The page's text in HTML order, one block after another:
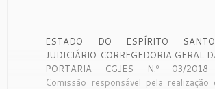
ESTADO DO ESPÍRITO
JUDICIÁRIO CORREGEDORIA GERAL
PORTARIA CGJES N.º 03/2018
Comissão responsável pela realização